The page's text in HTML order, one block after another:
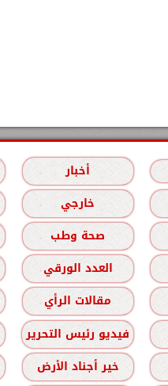
أخبار
خارجي
صحة وطب
العدد الورقي
مقالات الرأي
فيديو رئيس التحرير
خير أجناد الأرض